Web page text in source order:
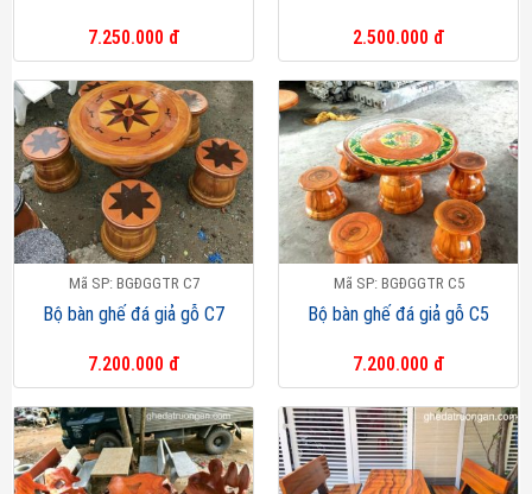
7.250.000 đ 2.500.000 đ
Mã SP: BGĐGGTR C7
Bộ bàn ghế đá giả gỗ C7
7.200.000 đ
Mã SP: BGĐGGTR C5
Bộ bàn ghế đá giả gỗ C5
7.200.000 đ